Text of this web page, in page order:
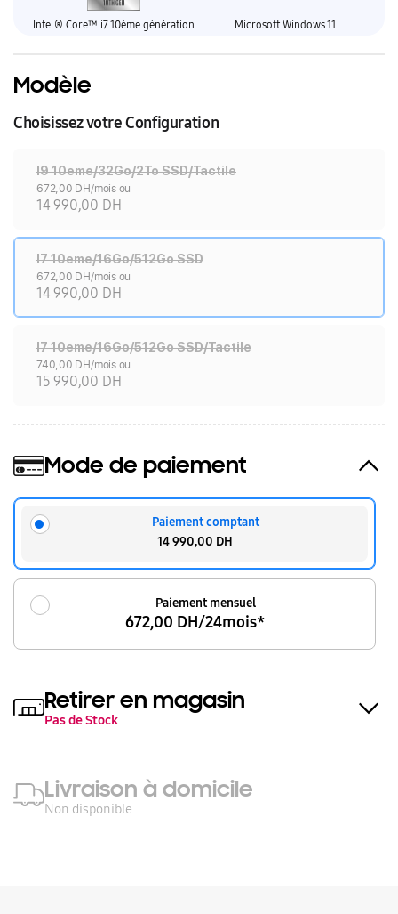
Intel® Core™ i7 10ème génération Microsoft Windows 11
Modèle
Choisissez votre Configuration
I9 10eme/32Go/2To SSD/Tactile
672,00 DH/mois ou
14 990,00 DH
I7 10eme/16Go/512Go SSD
672,00 DH/mois ou
14 990,00 DH
I7 10eme/16Go/512Go SSD/Tactile
740,00 DH/mois ou
15 990,00 DH
Mode de paiement
Paiement comptant
14 990,00 DH
Paiement mensuel
672,00 DH/24mois*
Retirer en magasin
Pas de Stock
Livraison à domicile
Non disponible